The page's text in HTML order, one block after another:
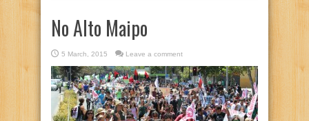
No Alto Maipo
5 March, 2015 Leave a comment